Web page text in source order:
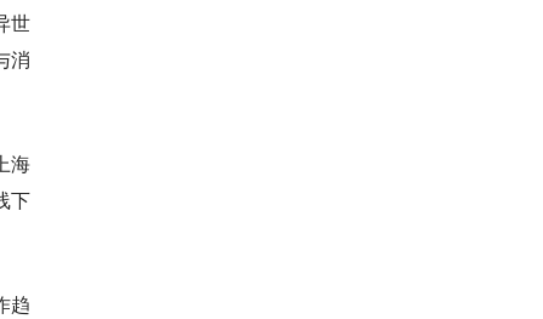
世
消
海
下
趋